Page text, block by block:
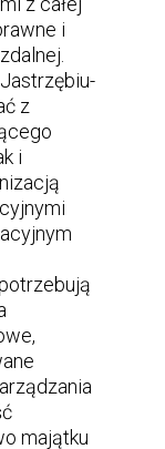
i
z
i
majątku